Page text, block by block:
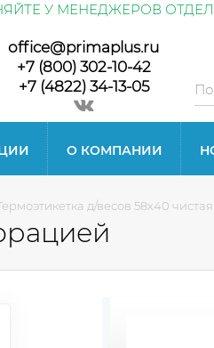
У МЕНЕДЖЕРОВ
office@primaplus.ru
+7 (800) 302-10-42
+7 (4822) 34-13-05
О КОМПАНИИ
д/весов 58х40